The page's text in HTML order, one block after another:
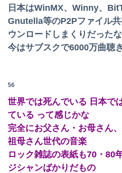
日本はWinMX、Winny、
Gnutella等のP2Pファイル
ウンロードしまくりだったな
今はサブスクで6000万曲聴
56
世界では死んでいる 日本で
ている って感じかな
完全にお父さん・お母さん
祖母さん世代の音楽
ロック雑誌の表紙も70・80
ジシャンばかりだもの